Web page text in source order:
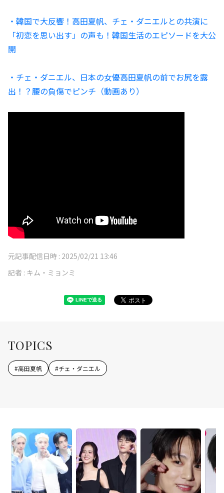
・韓国で大反響！高田夏帆、チェ・ダニエルとの共演に
「初恋を思い出す」の声も！韓国生活のエピソードを大公
開
・チェ・ダニエル、日本の女優高田夏帆の前でお尻を露
出！？腰の負傷でピンチ（動画あり）
元記事配信日時 : 2025/02/21 13:46
記者 : キム・ミョンミ
TOPICS
#高田夏帆 #チェ・ダニエル